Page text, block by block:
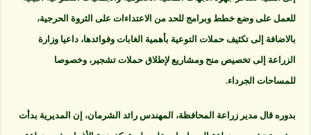
للعمل على وضع خطط وبرامج للحد من الاعتداءات على الثروة الحرجية،
بالاضافة إلى تكثيف حملات التوعية بأهمية الغابات وفوائدها، داعيا وزارة
الزراعة إلى تخصيص منح ومشاريع لإطلاق حملات تشجير، وخصوصا
للمساحات الجرداء.
بدوره قال مدير زراعة المحافظة، المهندس رائد الشرمان، إن المديرية بدأت